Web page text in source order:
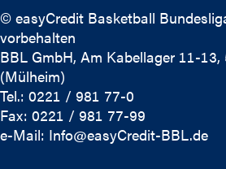
© easyCredit Basketball
vorbehalten
BBL GmbH, Am Kabellager 11-13,
(Mülheim)
Tel.: 0221 / 981 77-0
Fax: 0221 / 981 77-99
e-Mail: Info@easyCredit-BBL.de